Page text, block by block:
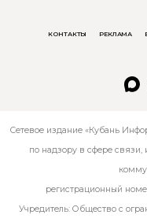
КОНТАКТЫ РЕКЛАМА
Сетевое издание «Кубань
по надзору в сфере
регистрационный
Учредитель: Общество с